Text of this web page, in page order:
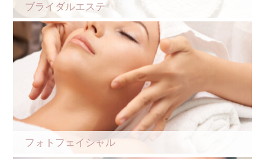
ブライダルエステ
フォトフェイシャル